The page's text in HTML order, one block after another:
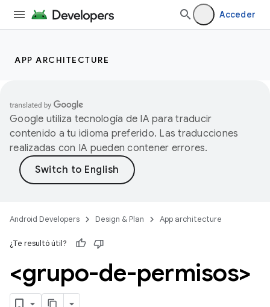
Acceder
APP ARCHITECTURE
Google utiliza tecnología de IA para traducir
contenido a tu idioma preferido. Las traducciones
realizadas con IA pueden contener errores.
Android Developers Design & Plan App architecture
¿Te resultó útil?
<grupo-de-permisos>